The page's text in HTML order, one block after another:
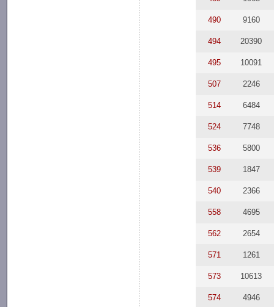
490 9160
494 20390
495 10091
507 2246
514 6484
524 7748
536 5800
539 1847
540 2366
558 4695
562 2654
571 1261
573 10613
574 4946